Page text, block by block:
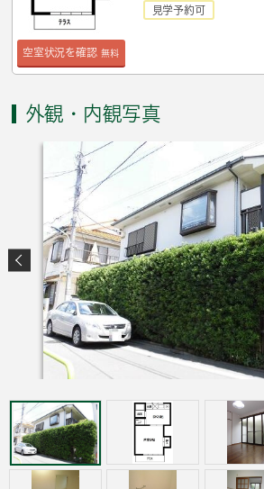
空室状況を確認 無料
見学予約可
外観・内観写真